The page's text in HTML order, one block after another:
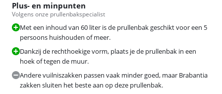
Plus- en minpunten
Volgens onze prullenbakspecialist
Met een inhoud van 60 liter is de prullenbak geschikt voor een 5
persoons huishouden of meer.
Dankzij de rechthoekige vorm, plaats je de prullenbak in een
hoek of tegen de muur.
Andere vuilniszakken passen vaak minder goed, maar Brabantia
zakken sluiten het beste aan op deze prullenbak.